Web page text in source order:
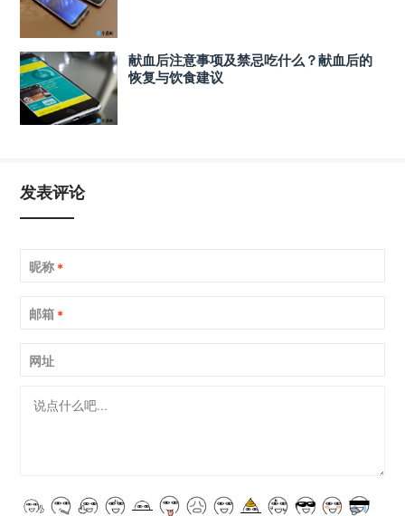
献血后注意事项及禁忌吃什么？献血后的
恢复与饮食建议
发表评论
昵称 *
邮箱 *
网址